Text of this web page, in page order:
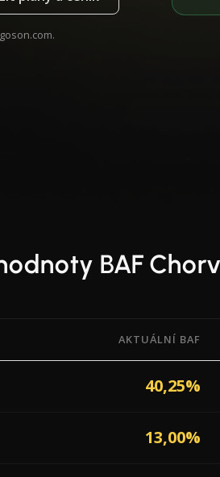
.
BAF
Factor) od 3 dopravců
AKTUÁLNÍ BAF
40,25%
13,00%